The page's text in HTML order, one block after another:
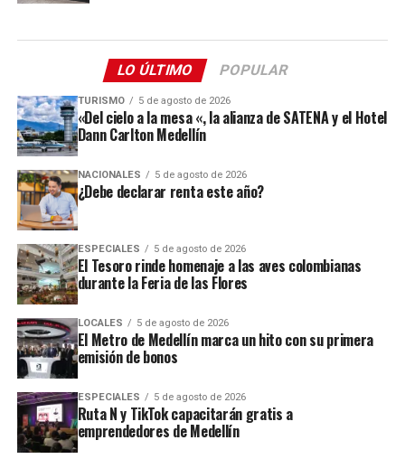
LO ÚLTIMO POPULAR
TURISMO 5 de agosto de 2026
«Del cielo a la mesa «, la alianza de SATENA y el Hotel
Dann Carlton Medellín
NACIONALES 5 de agosto de 2026
¿Debe declarar renta este año?
ESPECIALES 5 de agosto de 2026
El Tesoro rinde homenaje a las aves colombianas
durante la Feria de las Flores
LOCALES 5 de agosto de 2026
El Metro de Medellín marca un hito con su primera
emisión de bonos
ESPECIALES 5 de agosto de 2026
Ruta N y TikTok capacitarán gratis a
emprendedores de Medellín